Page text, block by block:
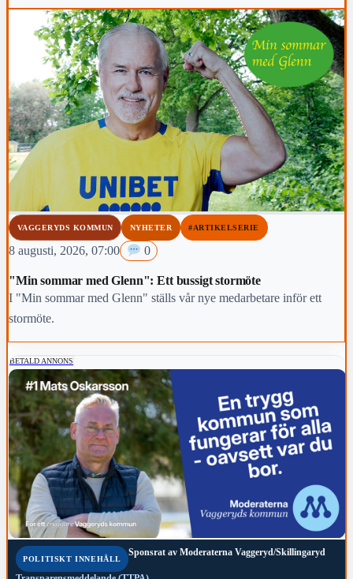
VAGGERYDS KOMMUN NYHETER #ARTIKELSERIE
8 augusti, 2026, 07:00 0
"Min sommar med Glenn": Ett bussigt stormöte
I "Min sommar med Glenn" ställs vår nye medarbetare inför ett
stormöte.
BETALD ANNONS
POLITISKT INNEHÅLL
Sponsrat av Moderaterna Vaggeryd/Skillingaryd